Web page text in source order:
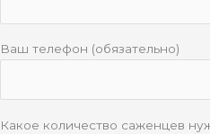
Ваш телефон (обязательно)
Какое количество саженцев